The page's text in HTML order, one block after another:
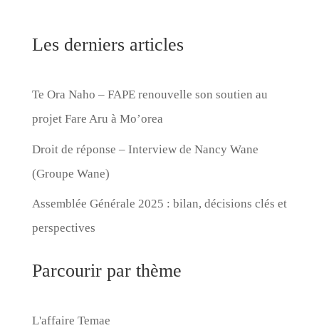
Les derniers articles
Te Ora Naho – FAPE renouvelle son soutien au
projet Fare Aru à Mo’orea
Droit de réponse – Interview de Nancy Wane
(Groupe Wane)
Assemblée Générale 2025 : bilan, décisions clés et
perspectives
Parcourir par thème
L'affaire Temae